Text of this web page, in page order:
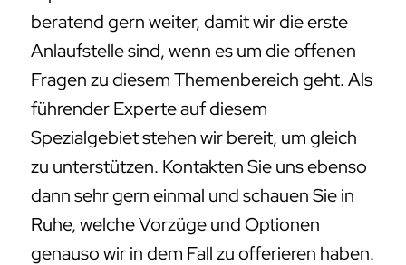
beratend gern weiter, damit wir die erste
Anlaufstelle sind, wenn es um die offenen
Fragen zu diesem Themenbereich geht. Als
führender Experte auf diesem
Spezialgebiet stehen wir bereit, um gleich
zu unterstützen. Kontakten Sie uns ebenso
dann sehr gern einmal und schauen Sie in
Ruhe, welche Vorzüge und Optionen
genauso wir in dem Fall zu offerieren haben.